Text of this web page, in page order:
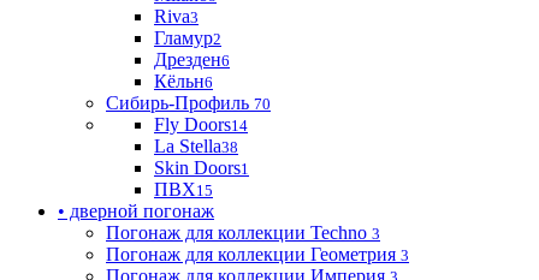
Riva3
Гламур2
Дрезден6
Кёльн6
Сибирь-Профиль 70
Fly Doors14
La Stella38
Skin Doors1
ПВХ15
• дверной погонаж
Погонаж для коллекции Techno 3
Погонаж для коллекции Геометрия 3
Погонаж для коллекции Империя